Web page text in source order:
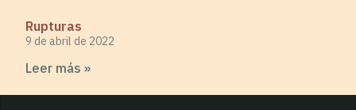
Rupturas
9 de abril de 2022
Leer más »